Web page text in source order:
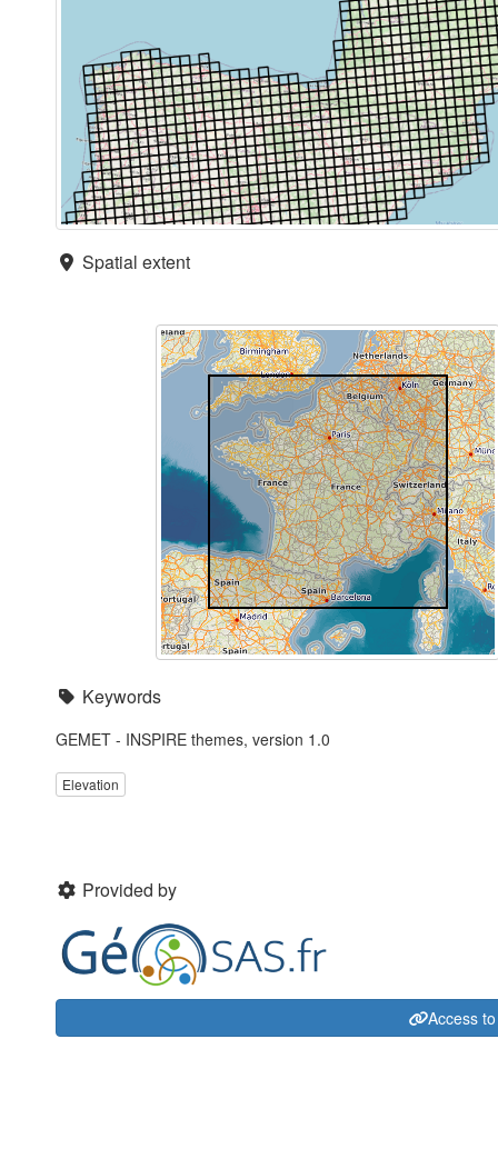
Spatial extent
Keywords
GEMET - INSPIRE themes, version 1.0
Elevation
Provided by
Access